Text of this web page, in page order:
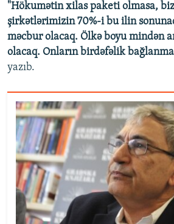
"Hökumətin xilas paketi olmasa,
şirkətlərimizin 70%-i bu ilin
məcbur olacaq. Ölkə boyu mindən
olacaq. Onların birdəfəlik
yazıb.